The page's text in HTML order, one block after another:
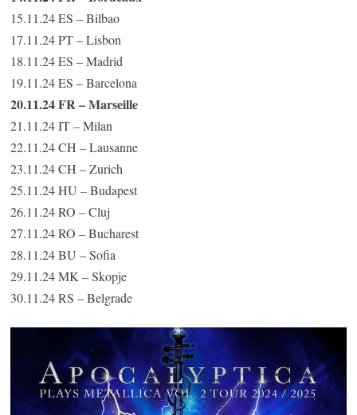
15.11.24 ES – Bilbao
17.11.24 PT – Lisbon
18.11.24 ES – Madrid
19.11.24 ES – Barcelona
20.11.24 FR – Marseille
21.11.24 IT – Milan
22.11.24 CH – Lausanne
23.11.24 CH – Zurich
25.11.24 HU – Budapest
26.11.24 RO – Cluj
27.11.24 RO – Bucharest
28.11.24 BU – Sofia
29.11.24 MK – Skopje
30.11.24 RS – Belgrade